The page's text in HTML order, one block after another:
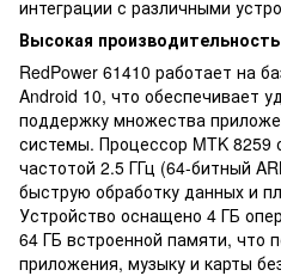
интеграции с различными
Высокая
RedPower 61410 работает на
Android 10, что обеспечивает
поддержку множества
системы. Процессор MTK 8259
частотой 2.5 ГГц (64-битный
быструю обработку данных и
Устройство оснащено 4 ГБ
64 ГБ встроенной памяти, что
приложения, музыку и карты